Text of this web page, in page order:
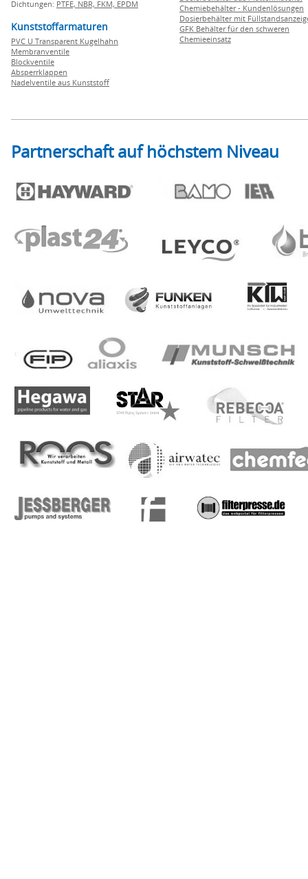
Dichtungen: PTFE, NBR, FKM, EPDM
Kunststoffarmaturen
PVC U Transparent Kugelhahn
Membranventile
Blockventile
Absperrklappen
Nadelventile aus Kunststoff
Chemiebehälter - Kundenlösungen
Dosierbehälter mit
GFK Behälter für den schweren
Chemieeinsatz
Partnerschaft auf höchstem Niveau